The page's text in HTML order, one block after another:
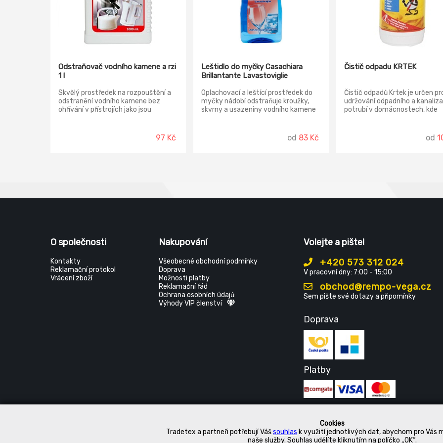
Cookies
Tradetex a partneři potřebují Vášsouhlas k využití jednotlivých dat, abychom pro Vás
naše služby. Souhlas udělíte kliknutím na políčko „OK“.
Odstraňovač vodního kamene a rzi
1 l
Skvělý prostředek na rozpouštění a
odstranění vodního kamene bez
ohřívání v přístrojích jako jsou
97 Kč
Leštidlo do myčky Casachiara
Brillantante Lavastoviglie
Oplachovací a leštící prostředek do
myčky nádobí odstraňuje kroužky,
skvrny a usazeniny vodního kamene
od 83 Kč
Čistič odpadu KRTEK
Čistič odpadů Krtek je určen
udržování odpadního a
potrubí v domácnostech, kde
hliníkové potrubí. Nádoba jeod
O společnosti
Kontakty
Reklamační protokol
Vrácení zboží
Nakupování
Všeobecné obchodní podmínky
Doprava
Možnosti platby
Reklamační řád
Ochrana osobních údajů
Výhody VIP členství
Volejte a pište!
+420 573 312 024
V pracovní dny: 7:00 - 15:00
obchod@rempo-vega.cz
Sem pište své dotazy a připomínky
Doprava
Platby